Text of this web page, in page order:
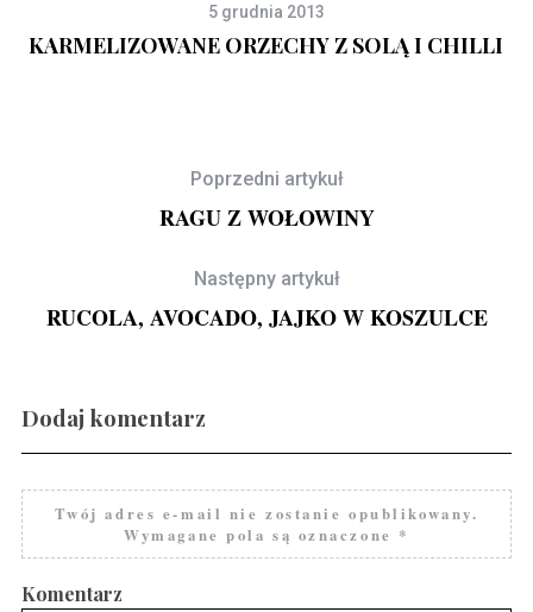
5 grudnia 2013
KARMELIZOWANE ORZECHY Z SOLĄ I CHILLI
Gravlax w ginie
Poprzedni artykuł
RAGU Z WOŁOWINY
Następny artykuł
RUCOLA, AVOCADO, JAJKO W KOSZULCE
Dodaj komentarz
Twój adres e-mail nie zostanie opublikowany.
Wymagane pola są oznaczone *
Komentarz